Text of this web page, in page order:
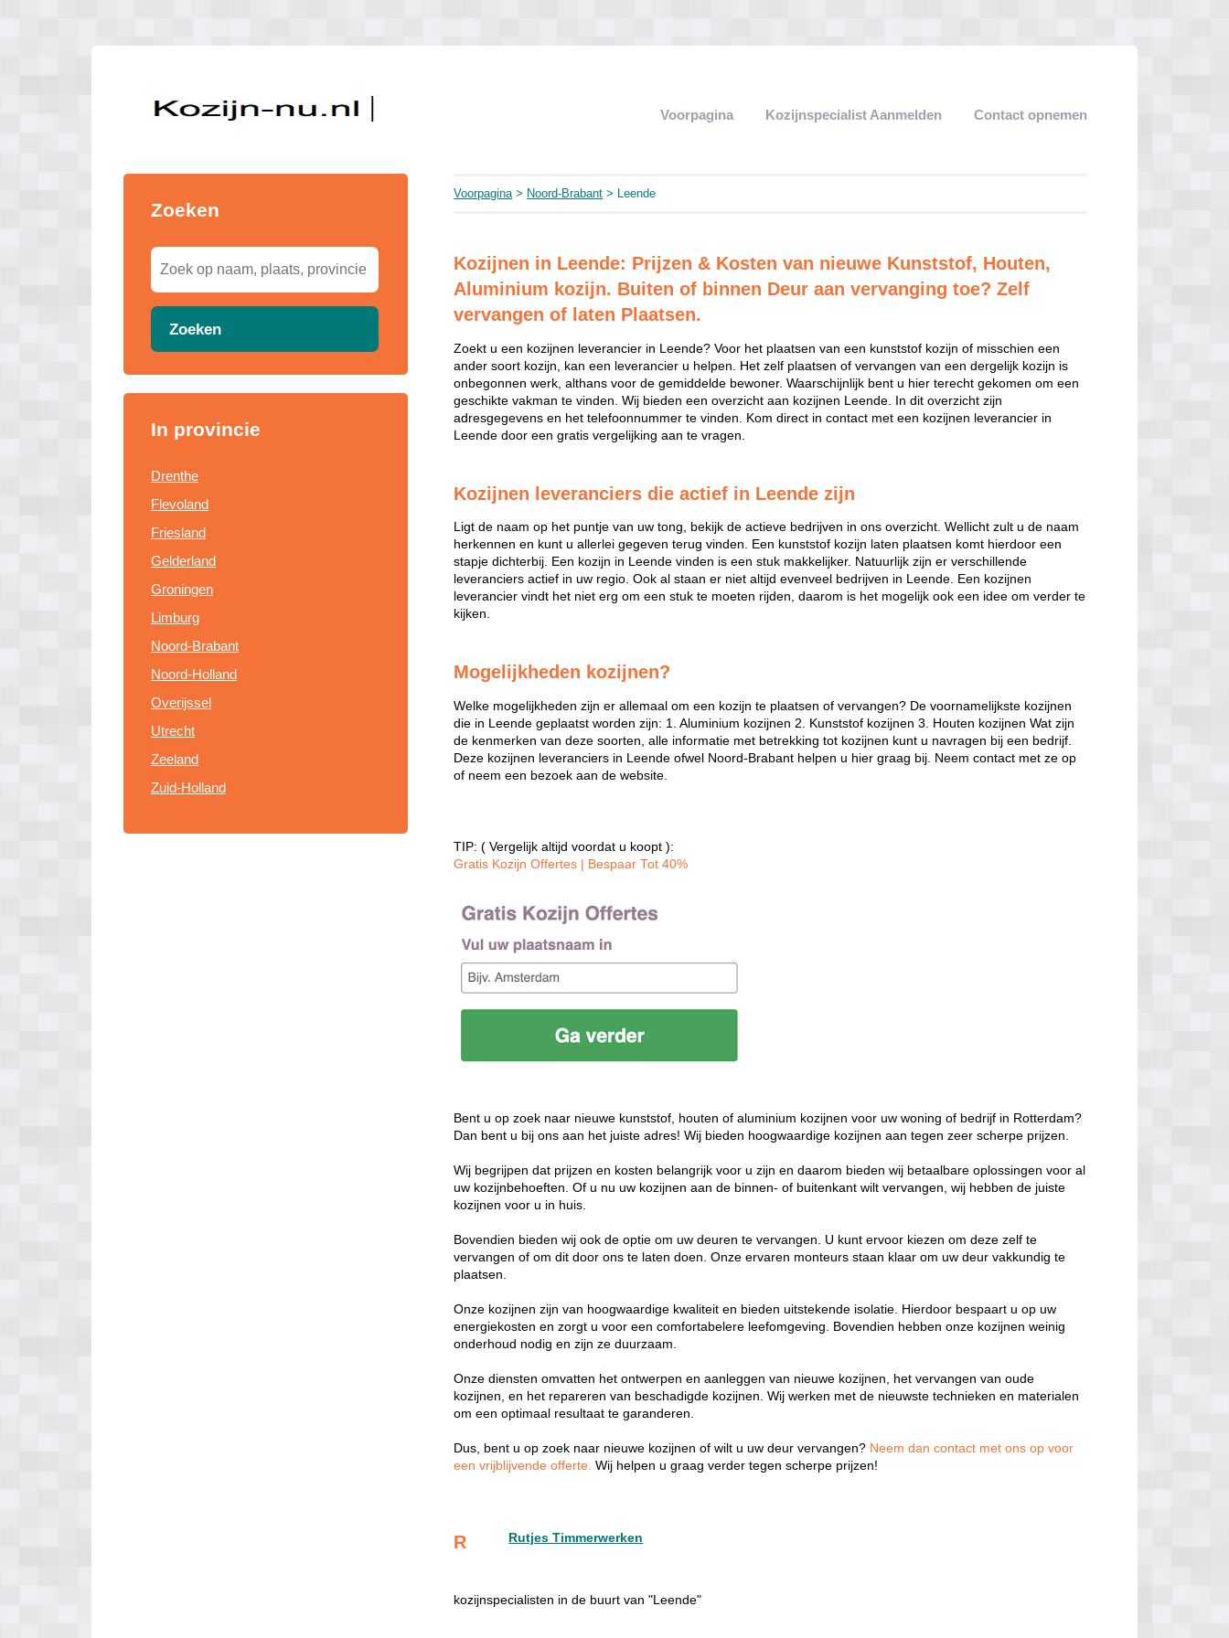
Voorpagina Kozijnspecialist Aanmelden Contact opnemen
Zoeken
Zoeken
In provincie
Drenthe
Flevoland
Friesland
Gelderland
Groningen
Limburg
Noord-Brabant
Noord-Holland
Overijssel
Utrecht
Zeeland
Zuid-Holland
Voorpagina> Noord-Brabant > Leende
Kozijnen in Leende: Prijzen & Kosten van nieuwe Kunststof, Houten,
Aluminium kozijn. Buiten of binnen Deur aan vervanging toe? Zelf
vervangen of laten Plaatsen.
Zoekt u een kozijnen leverancier in Leende? Voor het plaatsen van een kunststof kozijn of misschien een
ander soort kozijn, kan een leverancier u helpen. Het zelf plaatsen of vervangen van een dergelijk kozijn is
onbegonnen werk, althans voor de gemiddelde bewoner. Waarschijnlijk bent u hier terecht gekomen om een
geschikte vakman te vinden. Wij bieden een overzicht aan kozijnen Leende. In dit overzicht zijn
adresgegevens en het telefoonnummer te vinden. Kom direct in contact met een kozijnen leverancier in
Leende door een gratis vergelijking aan te vragen.
Kozijnen leveranciers die actief in Leende zijn
Ligt de naam op het puntje van uw tong, bekijk de actieve bedrijven in ons overzicht. Wellicht zult u de naam
herkennen en kunt u allerlei gegeven terug vinden. Een kunststof kozijn laten plaatsen komt hierdoor een
stapje dichterbij. Een kozijn in Leende vinden is een stuk makkelijker. Natuurlijk zijn er verschillende
leveranciers actief in uw regio. Ook al staan er niet altijd evenveel bedrijven in Leende. Een kozijnen
leverancier vindt het niet erg om een stuk te moeten rijden, daarom is het mogelijk ook een idee om verder te
kijken.
Mogelijkheden kozijnen?
Welke mogelijkheden zijn er allemaal om een kozijn te plaatsen of vervangen? De voornamelijkste kozijnen
die in Leende geplaatst worden zijn: 1. Aluminium kozijnen 2. Kunststof kozijnen 3. Houten kozijnen Wat zijn
de kenmerken van deze soorten, alle informatie met betrekking tot kozijnen kunt u navragen bij een bedrijf.
Deze kozijnen leveranciers in Leende ofwel Noord-Brabant helpen u hier graag bij. Neem contact met ze op
of neem een bezoek aan de website.
TIP: ( Vergelijk altijd voordat u koopt ):
Gratis Kozijn Offertes | Bespaar Tot 40%‎
Bent u op zoek naar nieuwe kunststof, houten of aluminium kozijnen voor uw woning of bedrijf in Rotterdam?
Dan bent u bij ons aan het juiste adres! Wij bieden hoogwaardige kozijnen aan tegen zeer scherpe prijzen.
Wij begrijpen dat prijzen en kosten belangrijk voor u zijn en daarom bieden wij betaalbare oplossingen voor al
uw kozijnbehoeften. Of u nu uw kozijnen aan de binnen- of buitenkant wilt vervangen, wij hebben de juiste
kozijnen voor u in huis.
Bovendien bieden wij ook de optie om uw deuren te vervangen. U kunt ervoor kiezen om deze zelf te
vervangen of om dit door ons te laten doen. Onze ervaren monteurs staan klaar om uw deur vakkundig te
plaatsen.
Onze kozijnen zijn van hoogwaardige kwaliteit en bieden uitstekende isolatie. Hierdoor bespaart u op uw
energiekosten en zorgt u voor een comfortabelere leefomgeving. Bovendien hebben onze kozijnen weinig
onderhoud nodig en zijn ze duurzaam.
Onze diensten omvatten het ontwerpen en aanleggen van nieuwe kozijnen, het vervangen van oude
kozijnen, en het repareren van beschadigde kozijnen. Wij werken met de nieuwste technieken en materialen
om een optimaal resultaat te garanderen.
Dus, bent u op zoek naar nieuwe kozijnen of wilt u uw deur vervangen? Neem dan contact met ons op voor
een vrijblijvende offerte.Wij helpen u graag verder tegen scherpe prijzen!
R Rutjes Timmerwerken
kozijnspecialisten in de buurt van "Leende"